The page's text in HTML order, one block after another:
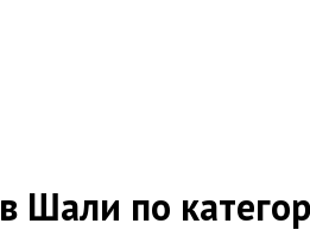
Шали по